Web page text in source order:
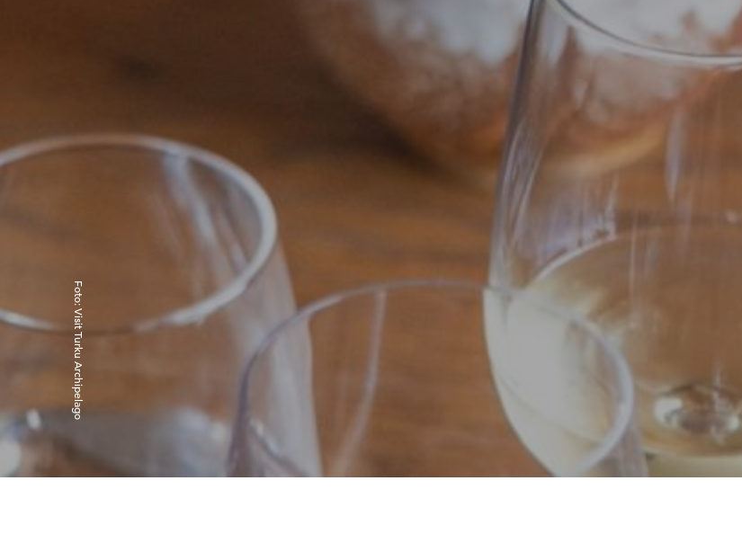
Foto
:
Visit Turku Archipelago